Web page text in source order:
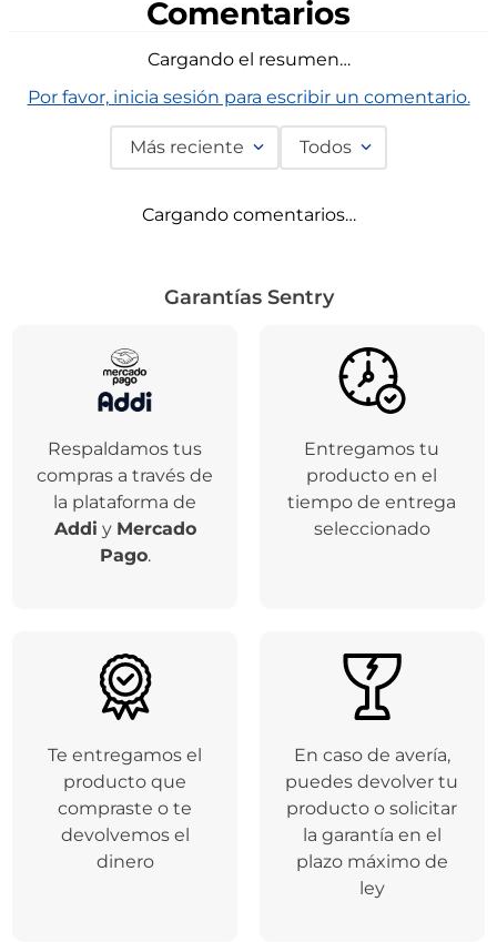
Comentarios
Cargando el resumen…
Por favor, inicia sesión para escribir un comentario.
Más reciente Todos
Cargando comentarios…
Garantías Sentry
Respaldamos tus
compras a través de
la plataforma de
Addi y Mercado
Pago.
Entregamos tu
producto en el
tiempo de entrega
seleccionado
Te entregamos el
producto que
compraste o te
devolvemos el
dinero
En caso de avería,
puedes devolver tu
producto o solicitar
la garantía en el
plazo máximo de
ley